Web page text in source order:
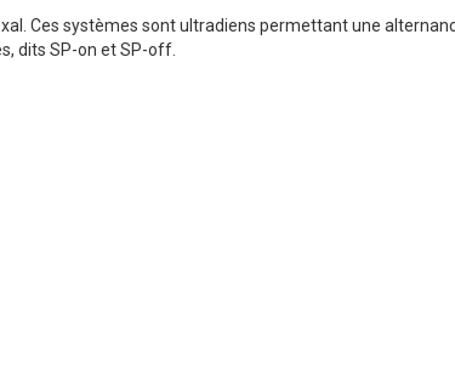
Ces systèmes sont ultradiens permettant une
dits SP-on et SP-off.